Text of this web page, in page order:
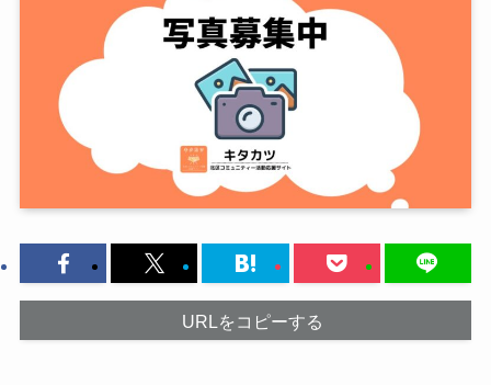
URLをコピーする